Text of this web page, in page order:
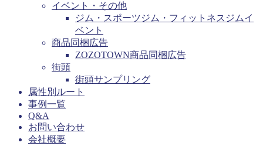
イベント・その他
ジム・スポーツジム・フィットネスジムイ
ベント
商品同梱広告
ZOZOTOWN商品同梱広告
街頭
街頭サンプリング
属性別ルート
事例一覧
Q&A
お問い合わせ
会社概要